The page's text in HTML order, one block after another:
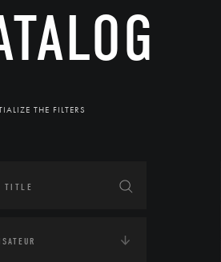
THE FILTERS